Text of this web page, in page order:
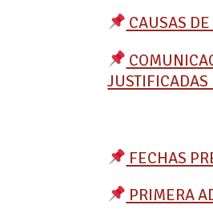
CAUSAS
JUSTIFICADAS
FECHAS
PRIMERA